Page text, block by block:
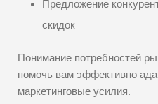
Предложение
скидок
Понимание потребностей
помочь вам эффективно
маркетинговые усилия.